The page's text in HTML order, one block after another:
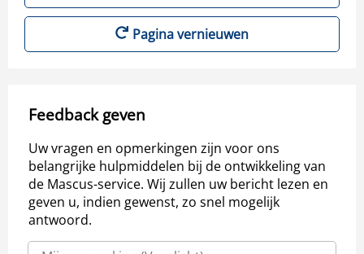
Pagina vernieuwen
Feedback geven
Uw vragen en opmerkingen zijn voor ons
belangrijke hulpmiddelen bij de ontwikkeling van
de Mascus-service. Wij zullen uw bericht lezen en
geven u, indien gewenst, zo snel mogelijk
antwoord.